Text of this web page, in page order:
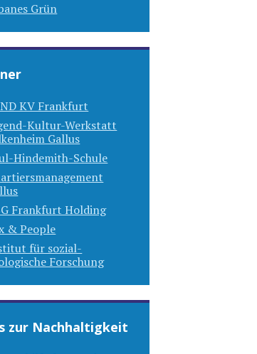
Grün
KV Frankfurt
Kultur-Werkstatt
Gallus
Hindemith-Schule
Frankfurt Holding
& People
für sozial-
Forschung
zur Nachhaltigkeit